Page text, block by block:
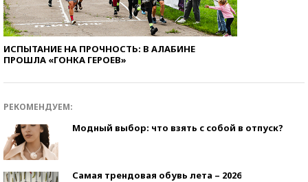
ИСПЫТАНИЕ НА ПРОЧНОСТЬ: В АЛАБИНЕ
ПРОШЛА «ГОНКА ГЕРОЕВ»
РЕКОМЕНДУЕМ:
Модный выбор: что взять с собой в отпуск?
Самая трендовая обувь лета – 2026